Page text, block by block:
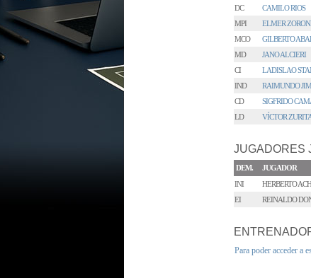
DC
CAMILO RIOS
MPI
ELMER
MCO
GILBERTO
MD
JANO ALCIERI
CI
LADISLAO
IND
RAIMUNDO
CD
SIGFRIDO
LD
VÍCTOR
JUGADORES
DEM. JUGADOR
INI
HERBERTO
EI
REINALDO
Para poder acceder a